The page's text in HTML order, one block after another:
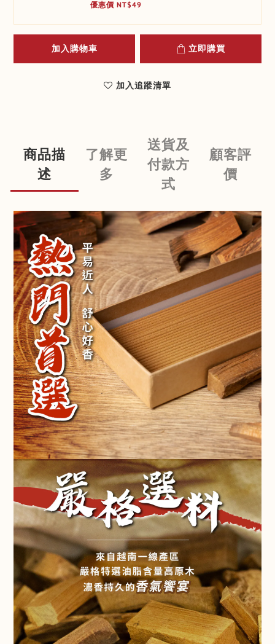
優惠價 NT$49
加入購物車 立即購買
加入追蹤清單
商品描
述
了解更
多
送貨及
付款方
式
顧客評
價